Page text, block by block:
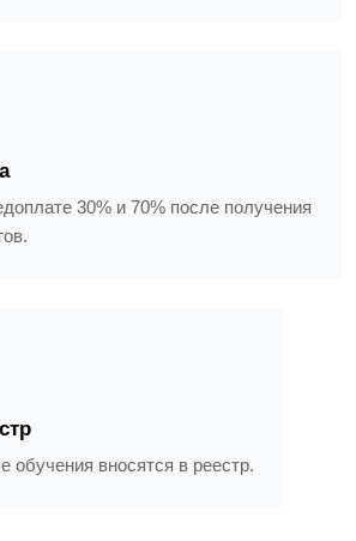
30% и 70% после получения
обучения вносятся в реестр.